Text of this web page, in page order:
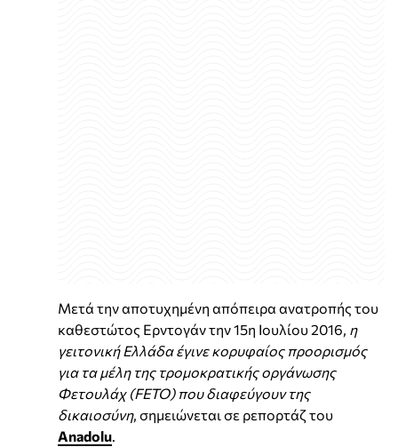
Μετά την αποτυχημένη απόπειρα ανατροπής του
καθεστώτος Ερντογάν την 15η Ιουλίου 2016, η
γειτονική Ελλάδα έγινε κορυφαίος προορισμός
για τα μέλη της τρομοκρατικής οργάνωσης
Φετουλάχ (FETO) που διαφεύγουν της
δικαιοσύνη, σημειώνεται σε ρεπορτάζ του
Anadolu